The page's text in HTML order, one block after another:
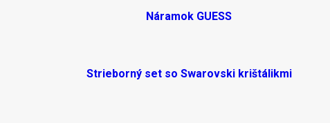
Náramok GUESS
Strieborný set so Swarovski krištálikmi